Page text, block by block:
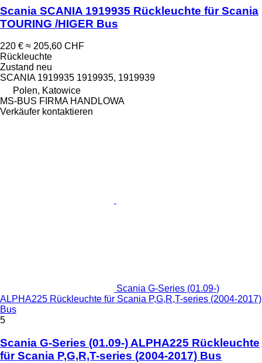
Scania SCANIA 1919935 Rückleuchte für Scania
TOURING /HIGER Bus
220 € ≈ 205,60 CHF
Rückleuchte
Zustand neu
SCANIA 1919935 1919935, 1919939
Polen, Katowice
MS-BUS FIRMA HANDLOWA
Verkäufer kontaktieren
Scania G-Series (01.09-)
ALPHA225 Rückleuchte für Scania P,G,R,T-series (2004-2017)
Bus
5
Scania G-Series (01.09-) ALPHA225 Rückleuchte
für Scania P,G,R,T-series (2004-2017) Bus